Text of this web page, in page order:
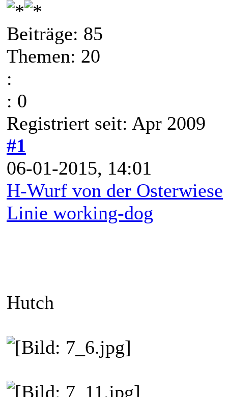
Beiträge: 85
Themen: 20
:
: 0
Registriert seit: Apr 2009
#1
06-01-2015, 14:01
H-Wurf von der Osterwiese
Linie working-dog
Hutch